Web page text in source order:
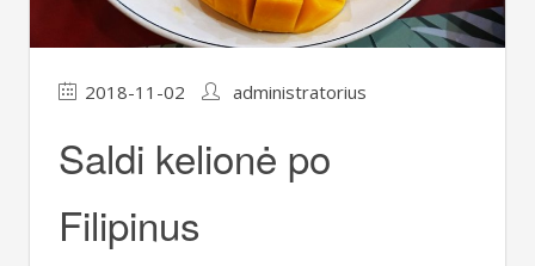
2018-11-02 administratorius
Saldi kelionė po
Filipinus